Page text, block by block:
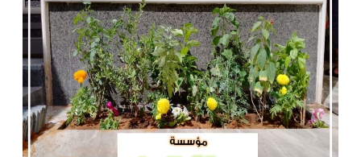
0560048269